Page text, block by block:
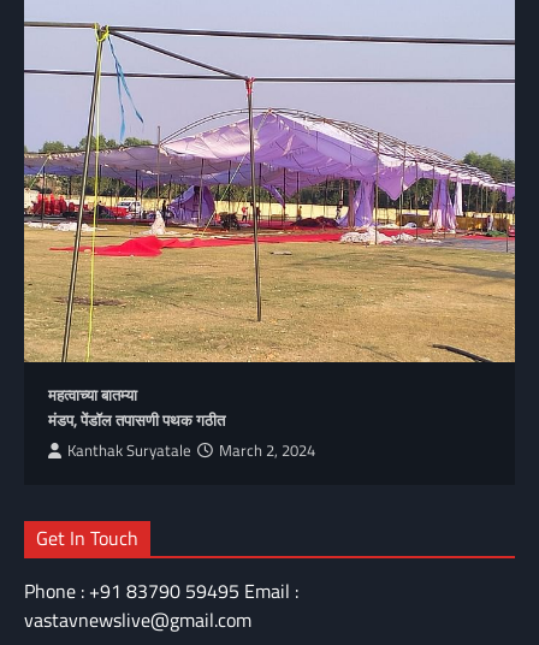
महत्वाच्या बातम्या
मंडप, पेंडॉल तपासणी पथक गठीत
Kanthak Suryatale March 2, 2024
Get In Touch
Phone : +91 83790 59495 Email :
vastavnewslive@gmail.com